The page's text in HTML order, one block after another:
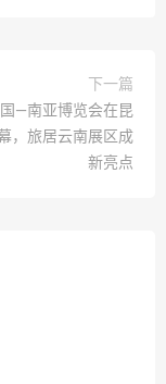
下一篇
—南亚博览会在昆
，旅居云南展区成
新亮点